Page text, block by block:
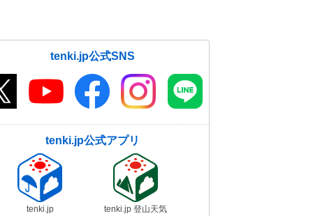
tenki.jp公式SNS
tenki.jp公式アプリ
tenki.jp tenki.jp 登山天気